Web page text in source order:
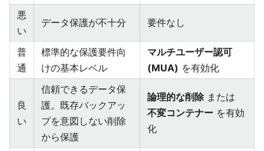
悪
い
データ保護が不十分 要件なし
普
通
標準的な保護要件向
けの基本レベル
マルチユーザー認可
(MUA) を有効化
良
い
信頼できるデータ保
護。既存バックアッ
プを意図しない削除
から保護
論理的な削除または
不変コンテナー を有効
化